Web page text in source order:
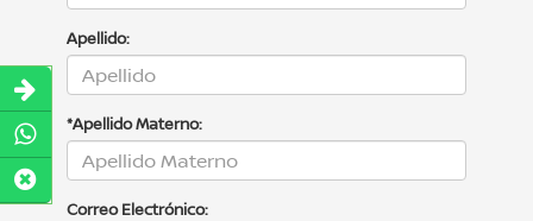
Apellido:
*Apellido Materno:
Correo Electrónico: